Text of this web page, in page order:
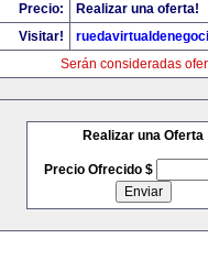
Precio:
Realizar una oferta!
Visitar!
Serán consideradas
Realizar una Oferta
Precio Ofrecido $